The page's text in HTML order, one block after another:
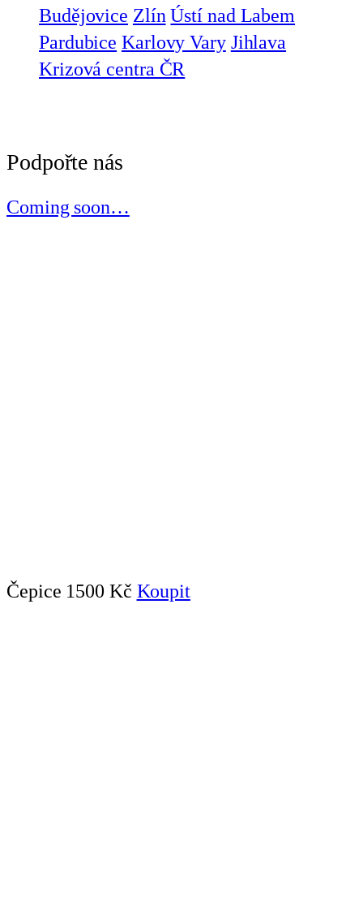
Budějovice Zlín Ústí nad Labem
Pardubice Karlovy Vary Jihlava
Krizová centra ČR
Podpořte nás
Coming soon…
Čepice 1500 Kč Koupit